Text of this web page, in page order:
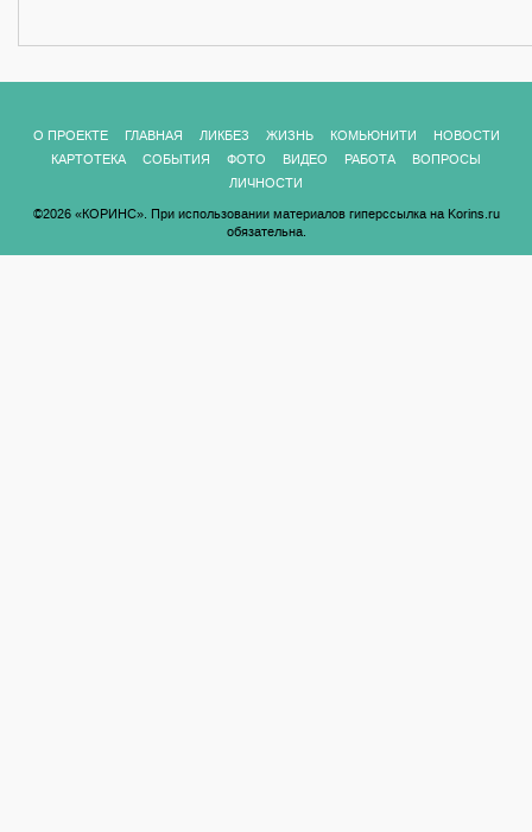
О ПРОЕКТЕ ГЛАВНАЯ ЛИКБЕЗ ЖИЗНЬ КОМЬЮНИТИ
НОВОСТИ
КАРТОТЕКА
СОБЫТИЯ ФОТО ВИДЕО РАБОТА
ВОПРОСЫ
ЛИЧНОСТИ
©2026 «КОРИНС». При использовании материалов гиперссылка на Korins.ru
обязательна.